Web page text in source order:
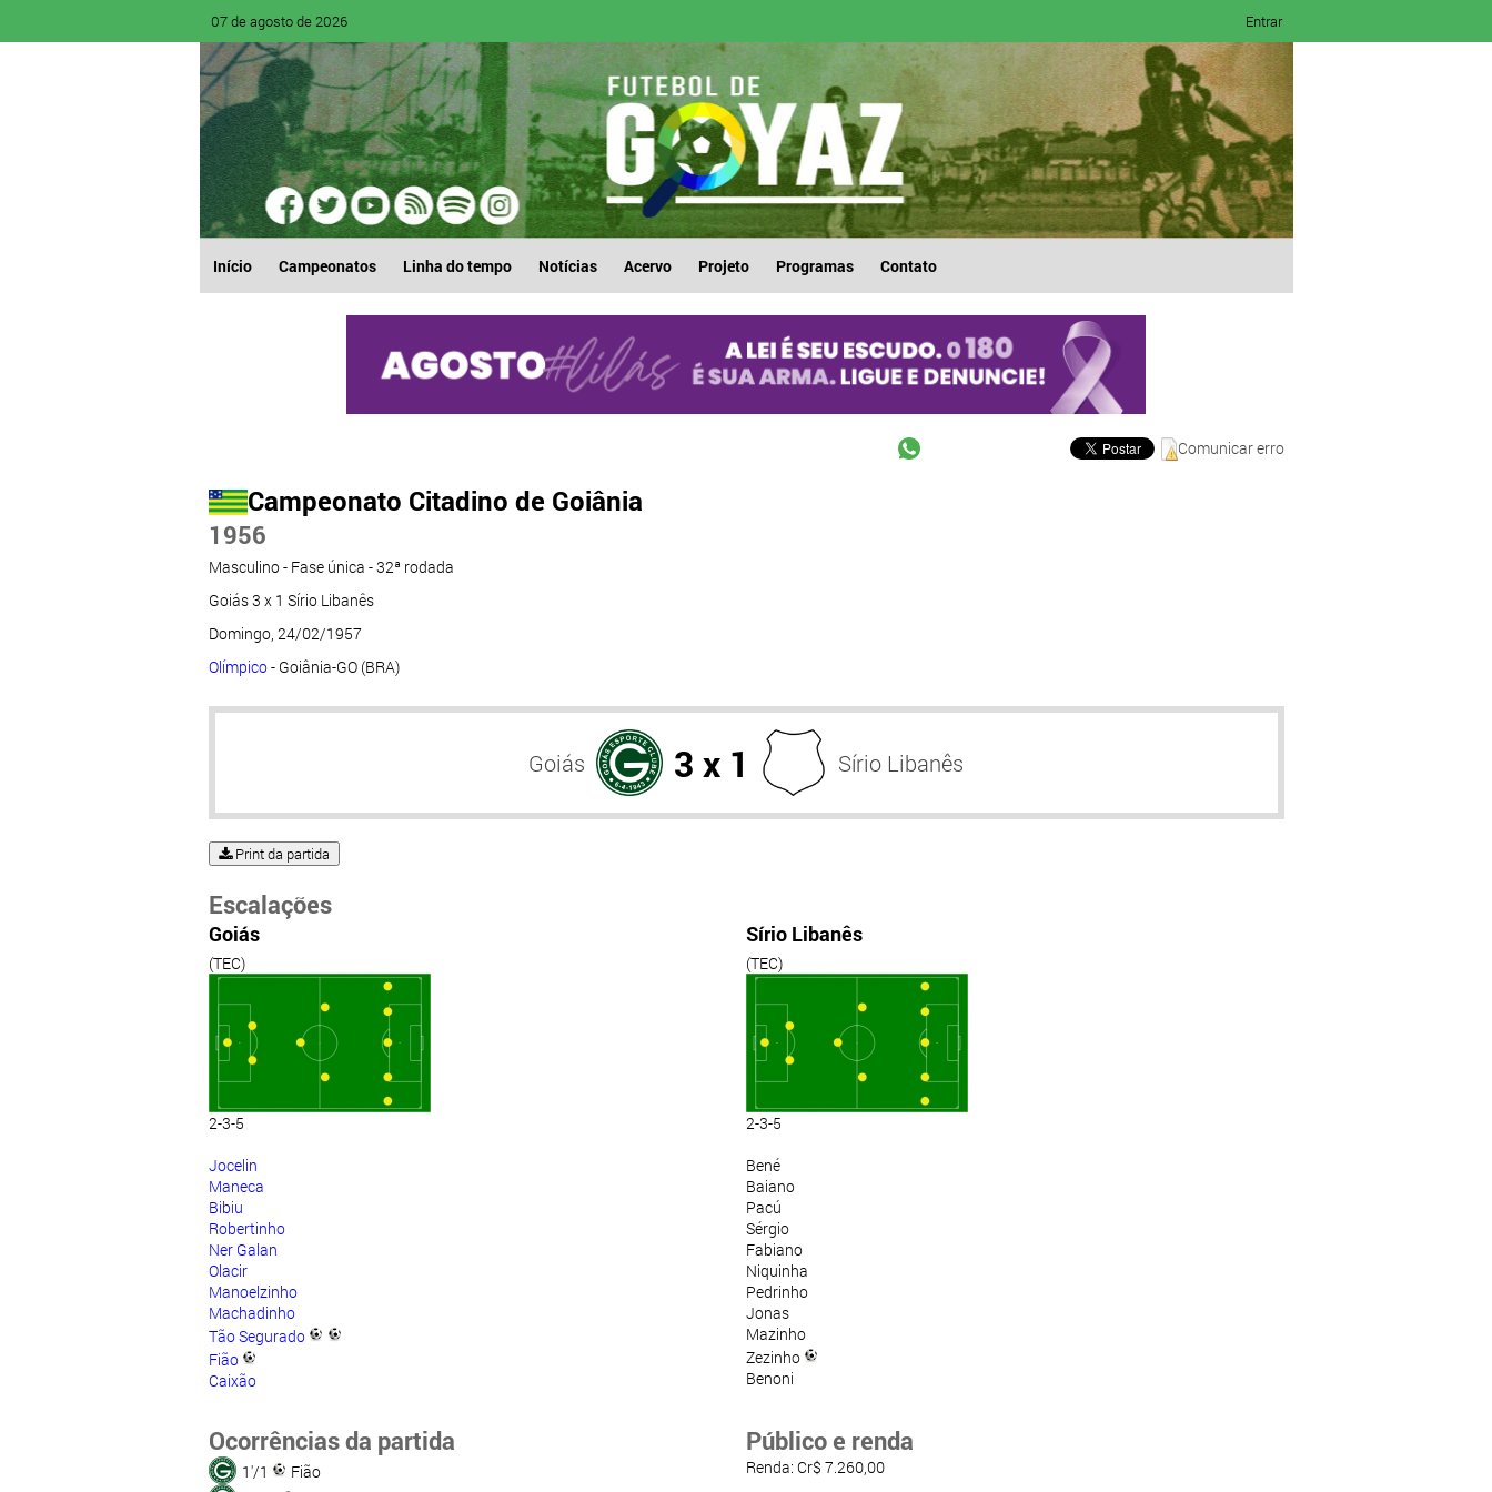
07 de agosto de 2026 Entrar
Início Campeonatos Linha do tempo Notícias Acervo Projeto Programas Contato
Comunicar erro
Campeonato Citadino de Goiânia
1956
Masculino - Fase única - 32ª rodada
Goiás 3 x 1 Sírio Libanês
Domingo, 24/02/1957
Olímpico- Goiânia-GO (BRA)
Goiás 3 x 1 Sírio Libanês
Print da partida
Escalações
Goiás
(TEC)
2-3-5
Jocelin
Maneca
Bibiu
Robertinho
Ner Galan
Olacir
Manoelzinho
Machadinho
Tão Segurado
Fião
Caixão
Sírio Libanês
(TEC)
2-3-5
Bené
Baiano
Pacú
Sérgio
Fabiano
Niquinha
Pedrinho
Jonas
Mazinho
Zezinho
Benoni
Ocorrências da partida
1'/1
Fião
Público e renda
Renda: Cr$ 7.260,00